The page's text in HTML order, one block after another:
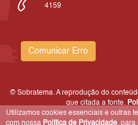
4159
Comunicar Erro
© Sobratema. A reprodução do
que citada a fonte.
Utilizamos cookies essenciais e outras
com nossa Política de Privacidade, para